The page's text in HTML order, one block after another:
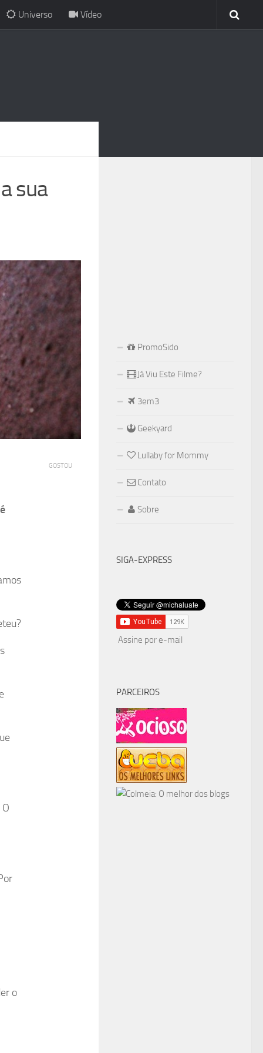
Universo Vídeo
sua
o
GOSTOU
PromoSido
Já Viu Este Filme?
3em3
Geekyard
Lullaby for Mommy
Contato
Sobre
SIGA-EXPRESS
Assine por e-mail
PARCEIROS